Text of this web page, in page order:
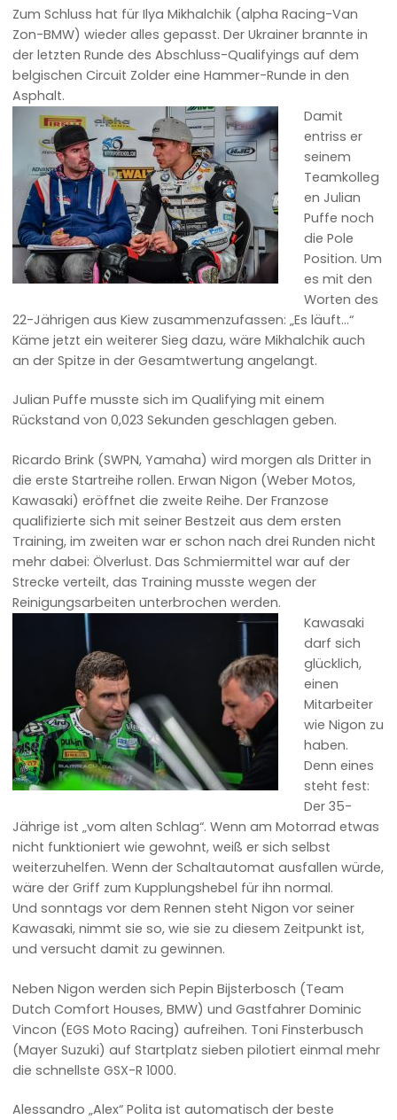
Zum Schluss hat für Ilya Mikhalchik (alpha Racing-Van
Zon-BMW) wieder alles gepasst. Der Ukrainer brannte in
der letzten Runde des Abschluss-Qualifyings auf dem
belgischen Circuit Zolder eine Hammer-Runde in den
Asphalt.
Damit
entriss er
seinem
Teamkolleg
en Julian
Puffe noch
die Pole
Position. Um
es mit den
Worten des
22-Jährigen aus Kiew zusammenzufassen: „Es läuft…“
Käme jetzt ein weiterer Sieg dazu, wäre Mikhalchik auch
an der Spitze in der Gesamtwertung angelangt.
Julian Puffe musste sich im Qualifying mit einem
Rückstand von 0,023 Sekunden geschlagen geben.
Ricardo Brink (SWPN, Yamaha) wird morgen als Dritter in
die erste Startreihe rollen. Erwan Nigon (Weber Motos,
Kawasaki) eröffnet die zweite Reihe. Der Franzose
qualifizierte sich mit seiner Bestzeit aus dem ersten
Training, im zweiten war er schon nach drei Runden nicht
mehr dabei: Ölverlust. Das Schmiermittel war auf der
Strecke verteilt, das Training musste wegen der
Reinigungsarbeiten unterbrochen werden.
Kawasaki
darf sich
glücklich,
einen
Mitarbeiter
wie Nigon zu
haben.
Denn eines
steht fest:
Der 35-
Jährige ist „vom alten Schlag“. Wenn am Motorrad etwas
nicht funktioniert wie gewohnt, weiß er sich selbst
weiterzuhelfen. Wenn der Schaltautomat ausfallen würde,
wäre der Griff zum Kupplungshebel für ihn normal.
Und sonntags vor dem Rennen steht Nigon vor seiner
Kawasaki, nimmt sie so, wie sie zu diesem Zeitpunkt ist,
und versucht damit zu gewinnen.
Neben Nigon werden sich Pepin Bijsterbosch (Team
Dutch Comfort Houses, BMW) und Gastfahrer Dominic
Vincon (EGS Moto Racing) aufreihen. Toni Finsterbusch
(Mayer Suzuki) auf Startplatz sieben pilotiert einmal mehr
die schnellste GSX-R 1000.
Alessandro „Alex“ Polita ist automatisch der beste